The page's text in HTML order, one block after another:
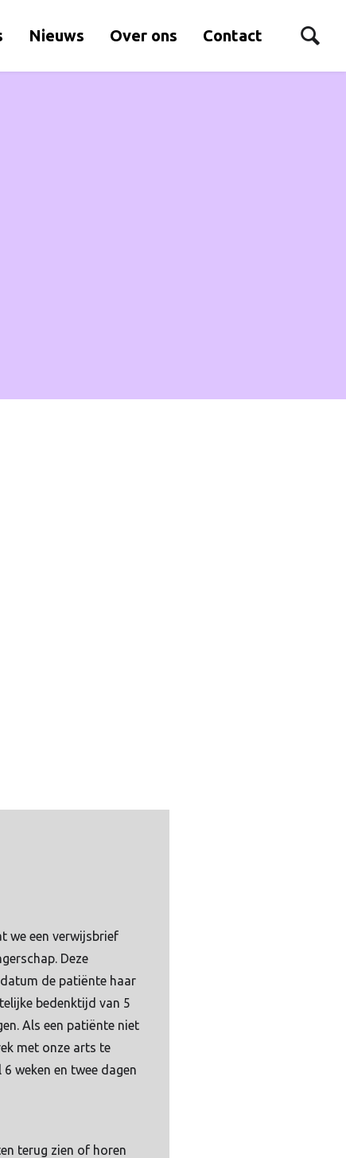
Nieuws Over ons Contact
we een verwijsbrief
Deze
de patiënte haar
bedenktijd van 5
Als een patiënte niet
met onze arts te
weken en twee dagen
terug zien of horen